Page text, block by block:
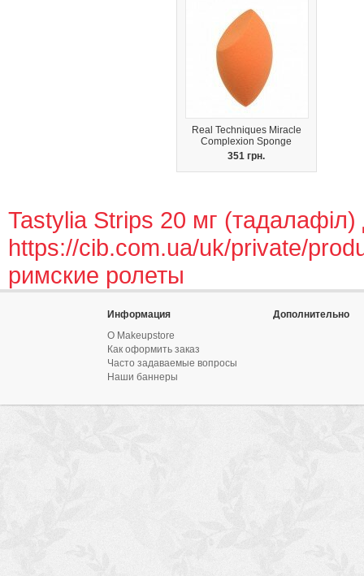
Real Techniques Miracle
Complexion Sponge
351 грн.
Tastylia Strips 20 мг (тадалафіл)
https://cib.com.ua/uk/private/
римские ролеты
Информация
О Makeupstore
Как оформить заказ
Часто задаваемые вопросы
Наши баннеры
Дополнительно